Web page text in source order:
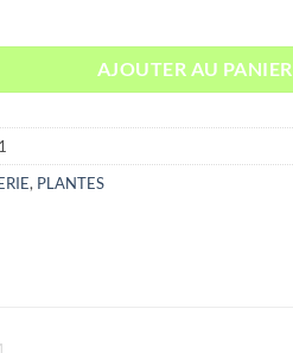
BIO FEUILLE COUPE FRANCE
AJOUTER AU PANIER
, PLANTES